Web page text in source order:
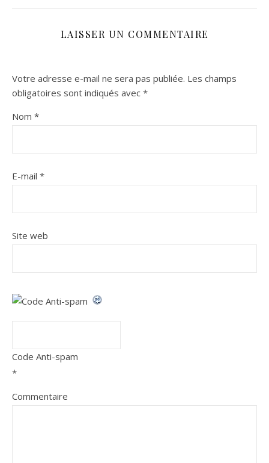
LAISSER UN COMMENTAIRE
Votre adresse e-mail ne sera pas publiée. Les champs
obligatoires sont indiqués avec *
Nom *
E-mail *
Site web
Code Anti-spam
*
Commentaire